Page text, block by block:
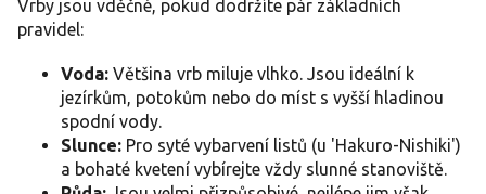
Vrby jsou vděčné, pokud dodržíte pár základních
pravidel:
Voda: Většina vrb miluje vlhko. Jsou ideální k
jezírkům, potokům nebo do míst s vyšší hladinou
spodní vody.
Slunce: Pro syté vybarvení listů (u 'Hakuro-Nishiki')
a bohaté kvetení vybírejte vždy slunné stanoviště.